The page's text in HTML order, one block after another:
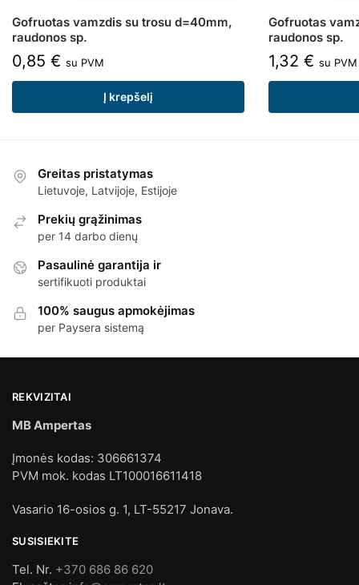
Gofruotas vamzdis su trosu d=40mm,
raudonos sp.
0,85 € su PVM
Į krepšelį
Gofruotas
raudonos sp.
1,32 € su PVM
Greitas pristatymas
Lietuvoje, Latvijoje, Estijoje
Prekių grąžinimas
per 14 darbo dienų
Pasaulinė garantija ir
sertifikuoti produktai
100% saugus apmokėjimas
per Paysera sistemą
REKVIZITAI
MB Ampertas
Įmonės kodas: 306661374
PVM mok. kodas LT100016611418
Vasario 16-osios g. 1, LT-55217 Jonava.
SUSISIEKITE
Tel. Nr. +370 686 86 620